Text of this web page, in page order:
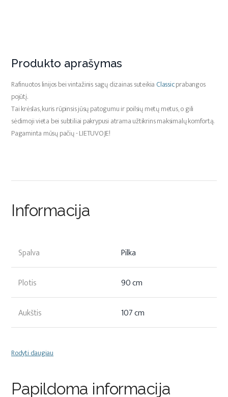
Produkto aprašymas
Rafinuotos linijos bei vintažinis sagų dizainas suteikia Classicprabangos
pojūtį.
Tai krėslas, kuris rūpinsis jūsų patogumu ir poilsių metų metus, o gili
sėdimoji vieta bei subtiliai pakrypusi atrama užtikrins maksimalų komfortą.
Pagaminta mūsų pačių - LIETUVOJE!
Informacija
Spalva Pilka
Plotis 90 cm
Aukštis 107 cm
Rodyti daugiau
Papildoma informacija